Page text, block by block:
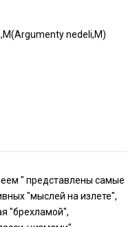
nedeli,M)
" представлены самые
"мыслей на излете",
"брехламой",